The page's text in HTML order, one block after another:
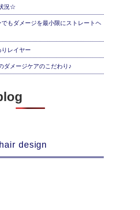
況☆
もダメージを最小限にストレートヘ
レイヤー
ダメージケアのこだわり♪
design